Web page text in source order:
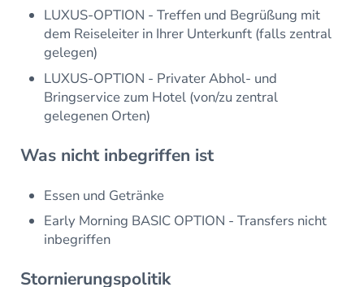
LUXUS-OPTION - Treffen und Begrüßung mit
dem Reiseleiter in Ihrer Unterkunft (falls zentral
gelegen)
LUXUS-OPTION - Privater Abhol- und
Bringservice zum Hotel (von/zu zentral
gelegenen Orten)
Was nicht inbegriffen ist
Essen und Getränke
Early Morning BASIC OPTION - Transfers nicht
inbegriffen
Stornierungspolitik